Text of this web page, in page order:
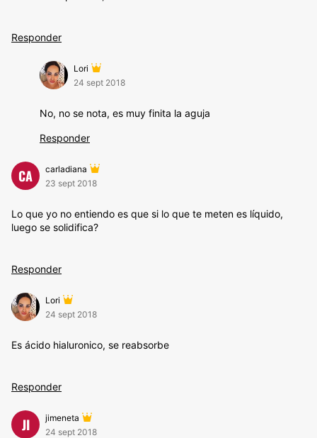
Responder
Lori
24 sept 2018
No, no se nota, es muy finita la aguja
Responder
CA
carladiana
23 sept 2018
Lo que yo no entiendo es que si lo que te meten es líquido,
luego se solidifica?
Responder
Lori
24 sept 2018
Es ácido hialuronico, se reabsorbe
Responder
JI
jimeneta
24 sept 2018